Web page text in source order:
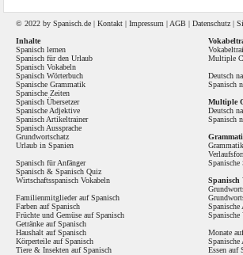
© 2022 by Spanisch .de | Kontakt | Impressum | AGB | Datenschutz |
Inhalte
Spanisch lernen
Spanisch für den Urlaub
Spanisch Vokabeln
Spanisch Wörterbuch
Spanische Grammatik
Spanische Zeiten
Spanisch Übersetzer
Spanische Adjektive
Spanisch Artikeltrainer
Spanisch Aussprache
Grundwortschatz
Urlaub in Spanien
Spanisch für Anfänger
Spanisch & Spanisch Quiz
Wirtschaftsspanisch Vokabeln
Familienmitglieder auf Spanisch
Farben auf Spanisch
Früchte und Gemüse auf Spanisch
Getränke auf Spanisch
Haushalt auf Spanisch
Körperteile auf Spanisch
Tiere & Insekten auf Spanisch
Multiple
Deutsch
Spanisch
Multiple
Deutsch
Spanisch
Spanische
Spanisch
Spanische
Spanische
Monate
Spanische
Essen auf